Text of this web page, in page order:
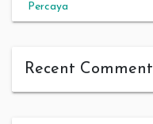
Percaya
Recent